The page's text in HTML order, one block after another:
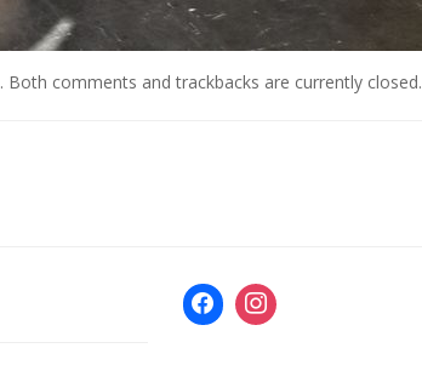
. Both comments and trackbacks are currently closed.